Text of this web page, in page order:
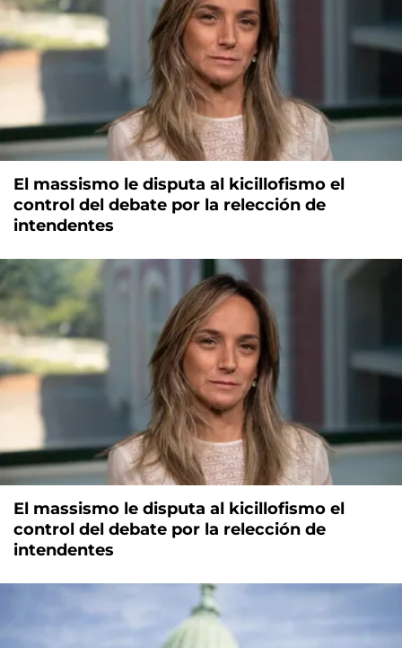
El massismo le disputa al kicillofismo el
control del debate por la relección de
intendentes
El massismo le disputa al kicillofismo el
control del debate por la relección de
intendentes